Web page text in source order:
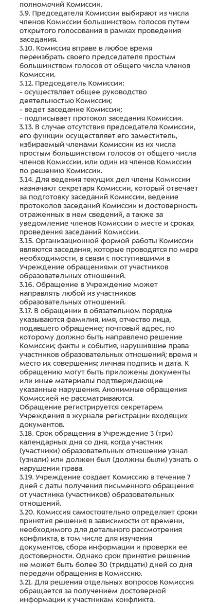
полномочий Комиссии.
3.9. Председателя Комиссии выбирают из числа
членов Комиссии большинством голосов путем
открытого голосования в рамках проведения
заседания.
3.10. Комиссия вправе в любое время
переизбрать своего председателя простым
большинством голосов от общего числа членов
Комиссии.
3.12. Председатель Комиссии:
- осуществляет общее руководство
деятельностью Комиссии;
- ведет заседание Комиссии;
- подписывает протокол заседания Комиссии.
3.13. В случае отсутствия председателя Комиссии,
его функции осуществляет его заместитель,
избираемый членами Комиссии из их числа
простым большинством голосов от общего числа
членов Комиссии, или один из членов Комиссии
по решению Комиссии.
3.14. Для ведения текущих дел члены Комиссии
назначают секретаря Комиссии, который отвечает
за подготовку заседаний Комиссии, ведение
протоколов заседаний Комиссии и достоверность
отраженных в нем сведений, а также за
уведомление членов Комиссии о месте и сроках
проведения заседаний Комиссии.
3.15. Организационной формой работы Комиссии
являются заседания, которые проводятся по мере
необходимости, в связи с поступившими в
Учреждение обращениями от участников
образовательных отношений.
3.16. Обращение в Учреждение может
направлять любой из участников
образовательных отношений.
3.17. В обращении в обязательном порядке
указываются фамилия, имя, отчество лица,
подавшего обращение; почтовый адрес, по
которому должно быть направлено решение
Комиссии; факты и события, нарушившие права
участников образовательных отношений; время и
место их совершения; личная подпись и дата. К
обращению могут быть приложены документы
или иные материалы подтверждающие
указанные нарушения. Анонимные обращения
Комиссией не рассматриваются.
Обращение регистрируется секретарем
Учреждения в журнале регистрации входящих
документов.
3.18. Срок обращения в Учреждение 3 (три)
календарных дня со дня, когда участник
(участники) образовательных отношение узнал
(узнали) или должен был (должны были) узнать о
нарушении права.
3.19. Учреждение создает Комиссию в течение 7
дней с даты получения письменного обращения
от участника (участников) образовательных
отношений.
3.20. Комиссия самостоятельно определяет сроки
принятия решения в зависимости от времени,
необходимого для детального рассмотрения
конфликта, в том числе для изучения
документов, сбора информации и проверки ее
достоверности. Однако срок принятия решение
не может быть более 30 (тридцати) дней со дня
передачи обращения в Комиссию.
3.21. Для решения отдельных вопросов Комиссия
обращается за получением достоверной
информации к участникам конфликта.